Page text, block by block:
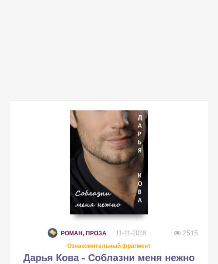
РОМАН, ПРОЗА 11-11-2018 2515
Ознакомительный фрагмент
Дарья Кова - Соблазни меня нежно